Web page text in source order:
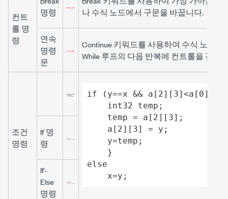
컨트
롤 명
령
명령
나 수식 노드에서 구문을 바꿉니다.
연속
명령
문
Continue키워드를 사용하여 수식 노드에
While 루프의 다음 반복에 컨트롤을 전달
조건
명령
if (y==x &&
    int32 temp;
    temp = a[2][3];
    a[2][3] = y;
    y=temp;
    }
else
    x=y;
If 명
령
If-
Else
명령